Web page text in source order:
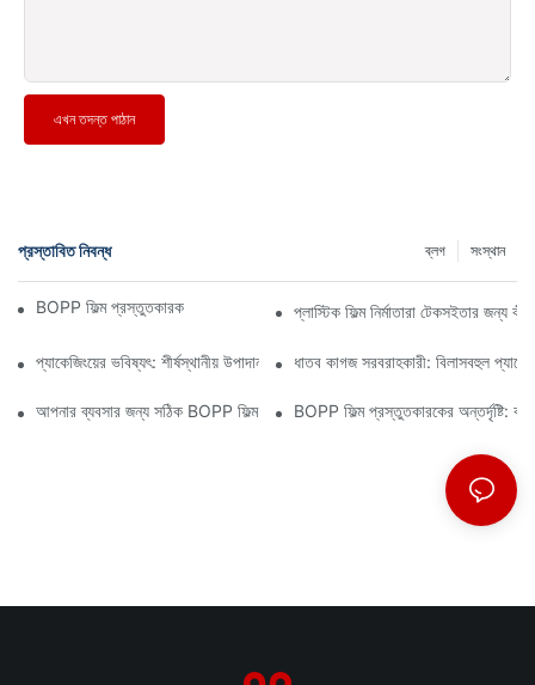
এখন তদন্ত পাঠান
প্রস্তাবিত নিবন্ধ সংস্থান
ব্লগ
BOPP ফিল্ম প্রস্তুতকারক: নমনীয় প্যাকেজিংয়ের মেরুদণ্ডপ্লাস্টিক ফিল্ম নির্মাতারা টেকসইতার জন্য
প্যাকেজিংয়ের ভবিষ্যৎ: শীর্ষস্থানীয় উপাদান প্রস্তুতকারকদের কাছ থেকে অন্তর্দৃষ্টি
ধাতব কাগজ সরবরাহকারী: বিলাসবহুল
আপনার ব্যবসার জন্য সঠিক BOPP ফিল্ম সরবরাহকারী নির্বাচন করা কেন গুরুত্বপূর্ণ
BOPP ফিল্ম প্রস্তুতকারকের অন্তর্দৃষ্টি: